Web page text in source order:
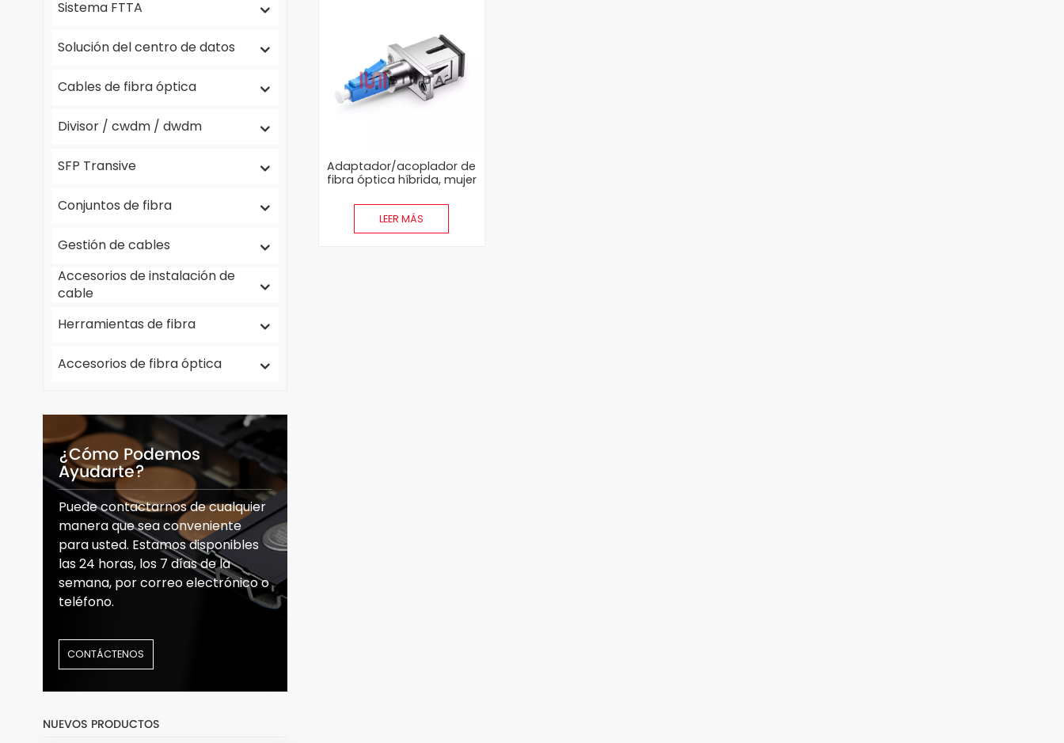
Sistema FTTA
Solución del centro de datos
Cables de fibra óptica
Divisor / cwdm / dwdm
SFP Transive
Conjuntos de fibra
Gestión de cables
Accesorios de instalación de
cable
Herramientas de fibra
Accesorios de fibra óptica
¿Cómo Podemos
Ayudarte?
Puede contactarnos de cualquier
manera que sea conveniente
para usted. Estamos disponibles
las 24 horas, los 7 días de la
semana, por correo electrónico o
teléfono.
CONTÁCTENOS
NUEVOS PRODUCTOS
Adaptador/acoplador de
fibra óptica híbrida, mujer
singlego/multimodo
LEER MÁS